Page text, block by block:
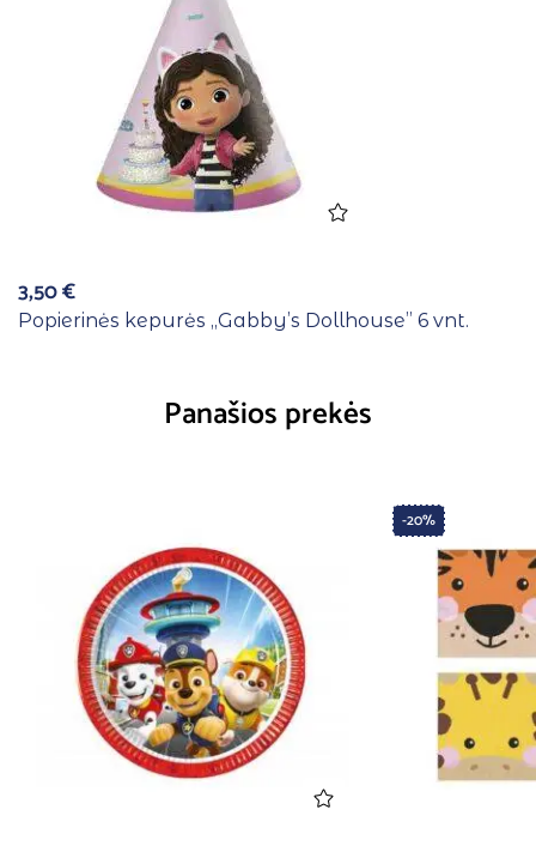
3,50€
Popierinės kepurės ,,Gabby’s Dollhouse” 6 vnt.
Panašios prekės
-20%